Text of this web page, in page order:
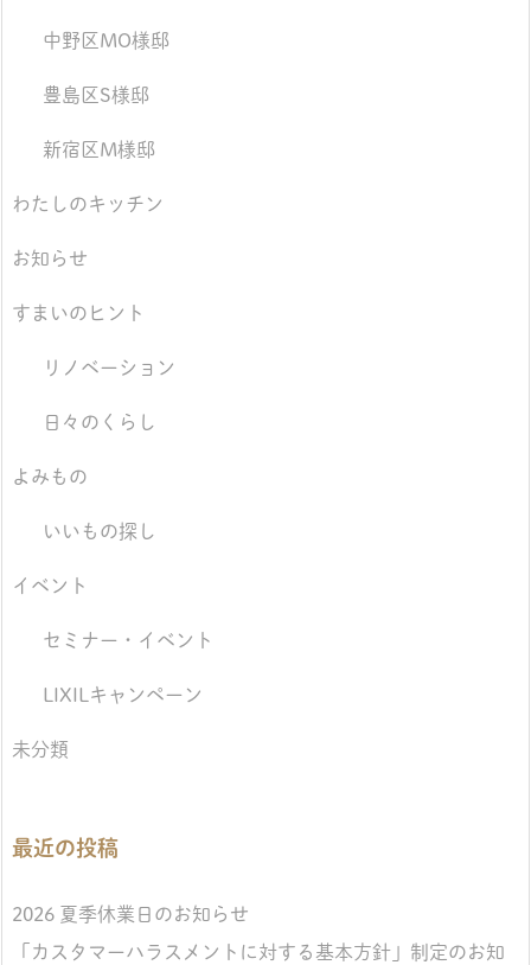
中野区MO様邸
豊島区S様邸
新宿区M様邸
わたしのキッチン
お知らせ
すまいのヒント
リノベーション
日々のくらし
よみもの
いいもの探し
イベント
セミナー・イベント
LIXILキャンペーン
未分類
最近の投稿
2026 夏季休業日のお知らせ
「カスタマーハラスメントに対する基本方針」制定のお知